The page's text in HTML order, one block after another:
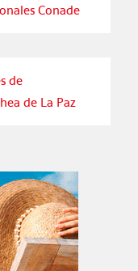
Conade
de
de La Paz